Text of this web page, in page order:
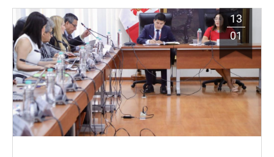
13
01